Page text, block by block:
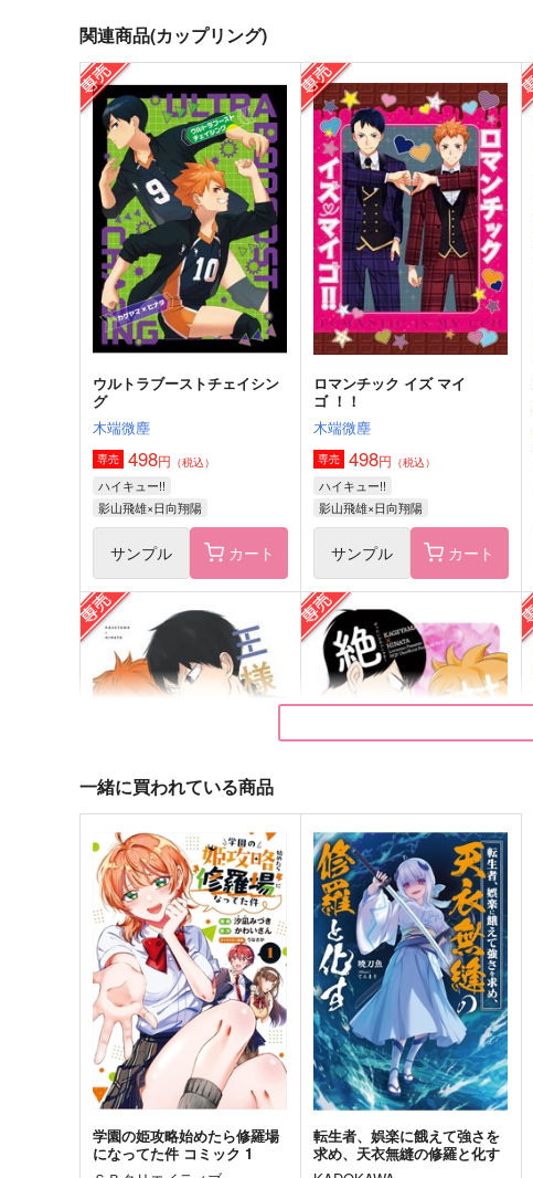
修羅も狛の片割れなり
ムホウチタイ
472円（税込）
モブ×狛治
サンプル 作品詳細
関連商品(カップリング)
ウルトラブーストチェイシン
グ
木端微塵
専売 498円 （税込）
ハイキュー!!
影山飛雄×日向翔陽
サンプル カート
ロマンチック イズ マイ
ゴ ！！
木端微塵
専売 498円 （税込）
ハイキュー!!
影山飛雄×日向翔陽
サンプル カート
王様の恋人
眠眠民
専売 787円（税込）
ハイキュー!!
影山飛雄×日向翔陽
サンプル カート
絶対秘密主義!
Lorosono
専売 787円（税込）
ハイキュー!!
影山飛雄×日向翔陽
サンプル カート
一緒に買われている商品
学園の姫攻略始めたら修羅場
になってた件 コミック 1
転生者、娯楽に餓えて強さを
求め、天衣無縫の修羅と化す